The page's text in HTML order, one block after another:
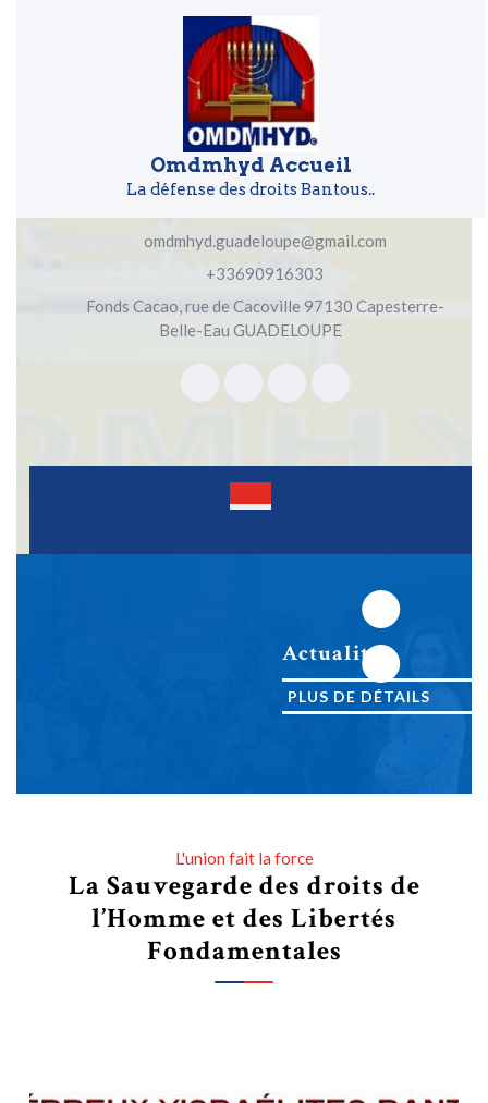
Omdmhyd Accueil
La défense des droits Bantous..
omdmhyd.guadeloupe@gmail.com
+33690916303
Fonds Cacao, rue de Cacoville 97130 Capesterre-
Belle-Eau GUADELOUPE
PLUS DE DÉTAILS
PLUS DE DÉTAILS
Previous
Next
L'union fait la force
La Sauvegarde des droits de
l’Homme et des Libertés
Fondamentales